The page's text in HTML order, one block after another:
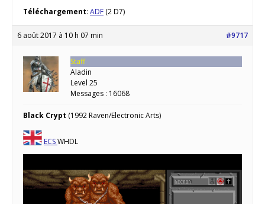
Téléchargement: ADF (2 D7)
6 août 2017 à 10 h 07 min #9717
Staff
Aladin
Level 25
Messages : 16068
Black Crypt (1992 Raven/Electronic Arts)
ECSWHDL